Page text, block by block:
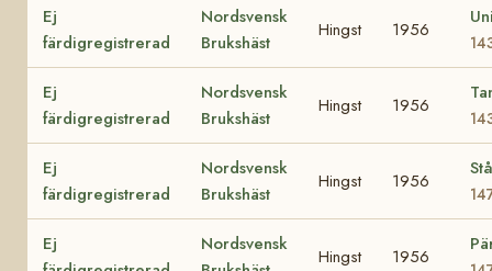
Ej
färdigregistrerad
Nordsvensk
Brukshäst
Hingst 1956
Ej
färdigregistrerad
Nordsvensk
Brukshäst
Hingst 1956
Ej
färdigregistrerad
Nordsvensk
Brukshäst
Hingst 1956
Ej
Nordsvensk
Hingst 1956